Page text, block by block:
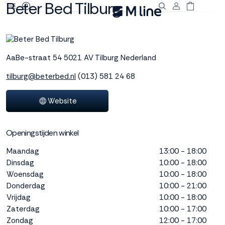
gebruikt
M line plaatst
functionele,
Dankzij functionele
cookies werkt de
website goed, terwijl
de analytische
cookies ons helpen
om de website te
verbeteren. Via de
marketing cookies
kunnen we jouw
Beter Bed Tilburg
AaBe-straat 54 5021 AV Tilburg Nederland
tilburg@beterbed.nl (013) 581 24 68
Website
Openingstijden winkel
Maandag
13:00 - 18:00
Dinsdag
10:00 - 18:00
Woensdag
10:00 - 18:00
Donderdag
10:00 - 21:00
Vrijdag
10:00 - 18:00
Zaterdag
10:00 - 17:00
Zondag
12:00 - 17:00